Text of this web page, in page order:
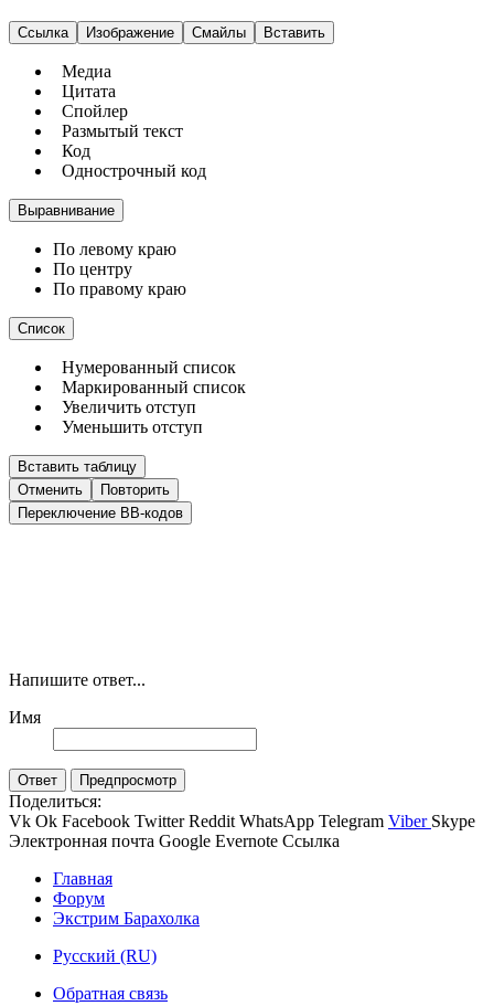
Ссылка Изображение Смайлы Вставить
Медиа
Цитата
Спойлер
Размытый текст
Код
Однострочный код
Выравнивание
По левому краю
По центру
По правому краю
Список
Нумерованный список
Маркированный список
Увеличить отступ
Уменьшить отступ
Вставить таблицу
Отменить
Повторить
Переключение BB-кодов
Напишите ответ...
Имя
Ответ Предпросмотр
Поделиться:
Vk Ok Facebook Twitter Reddit WhatsApp Telegram Viber Skype
Электронная почта Google Evernote Ссылка
Главная
Форум
Экстрим Барахолка
Русский (RU)
Обратная связь